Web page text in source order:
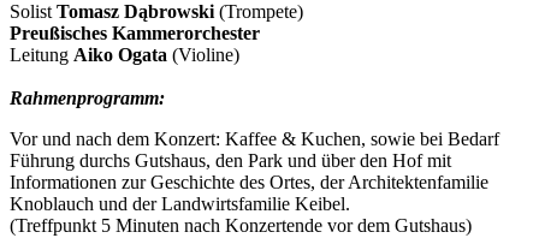
Solist Tomasz Dąbrowski (Trompete)
Preußisches Kammerorchester
Leitung Aiko Ogata (Violine)
Rahmenprogramm:
Vor und nach dem Konzert: Kaffee & Kuchen, sowie bei Bedarf
Führung durchs Gutshaus, den Park und über den Hof mit
Informationen zur Geschichte des Ortes, der Architektenfamilie
Knoblauch und der Landwirtsfamilie Keibel.
(Treffpunkt 5 Minuten nach Konzertende vor dem Gutshaus)